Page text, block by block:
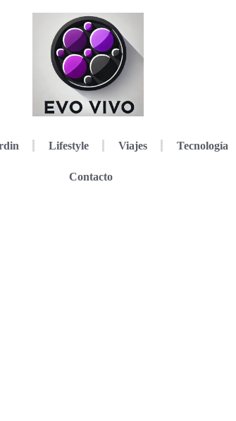
Lifestyle Viajes Tecnología
Contacto